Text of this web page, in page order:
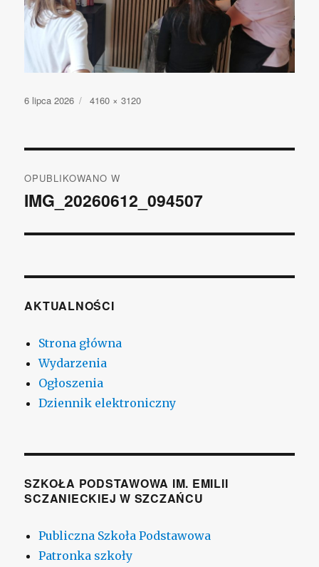
Opublikowano
6 lipca 2026
Pełny
4160 × 3120
wpisu
OPUBLIKOWANO W
IMG_20260612_094507
AKTUALNOŚCI
Strona główna
Wydarzenia
Ogłoszenia
Dziennik elektroniczny
SZKOŁA PODSTAWOWA IM. EMILII
SCZANIECKIEJ W SZCZAŃCU
Publiczna Szkoła Podstawowa
Patronka szkoły